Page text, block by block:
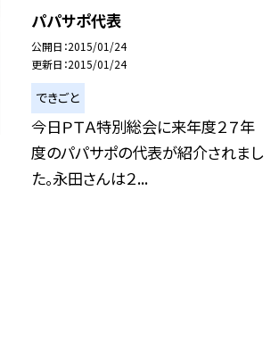
パパサポ代表
公開日 2015/01/24
更新日 2015/01/24
できごと
今日ＰＴＡ特別総会に来年度２７年
度のパパサポの代表が紹介されまし
た。永田さんは２...